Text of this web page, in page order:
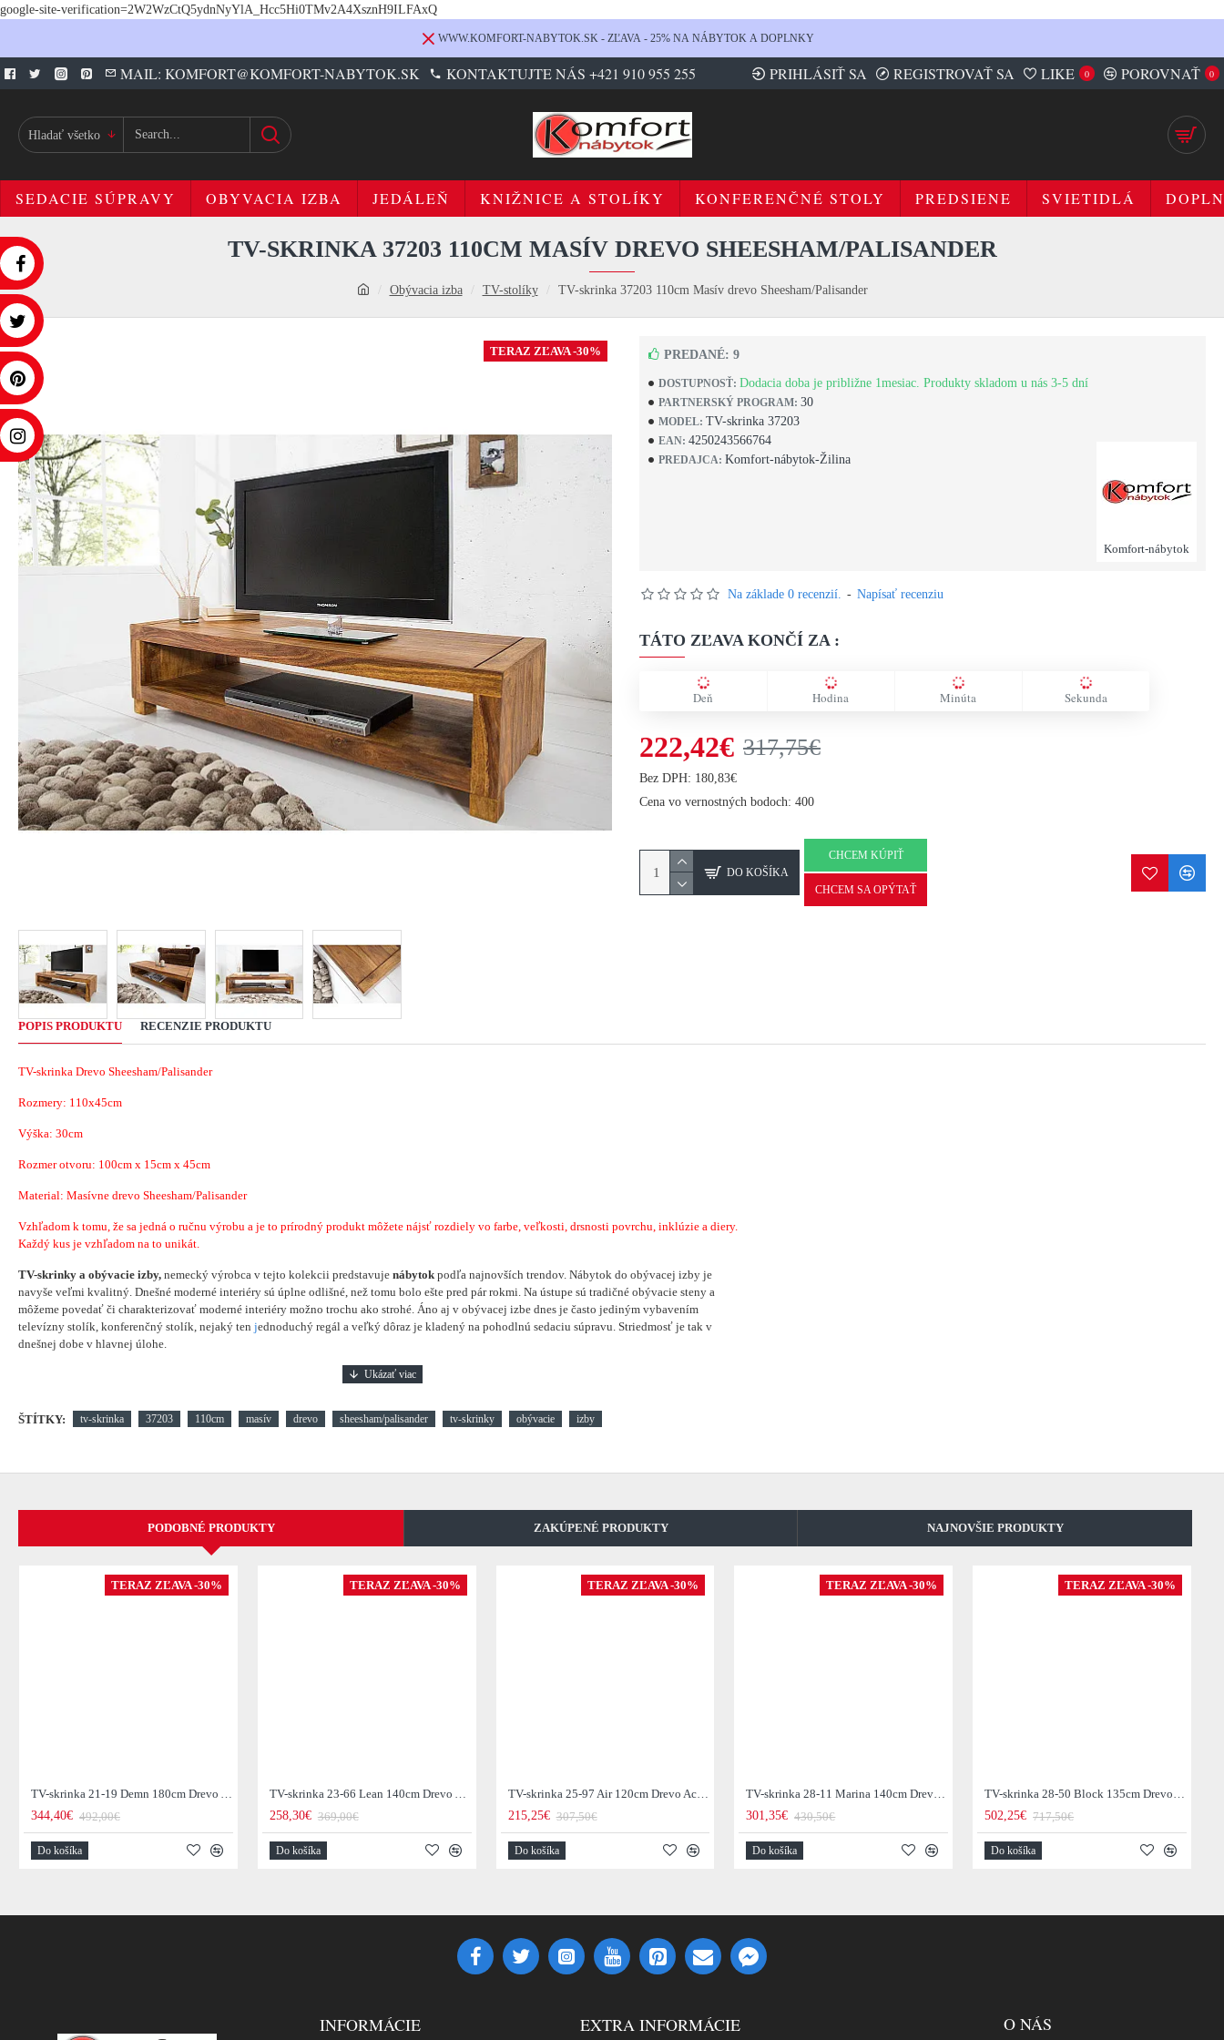
google-site-verification=2W2WzCtQ5ydnNyYlA_Hcc5Hi0TMv2A4XsznH9ILFAxQ
WWW.KOMFORT-NABYTOK.SK - ZĽAVA - 25% NA NÁBYTOK A DOPLNKY
MAIL: KOMFORT@KOMFORT-NABYTOK.SK KONTAKTUJTE NÁS +421 910 955 255 PRIHLÁSIŤ SA REGISTROVAŤ SA LIKE 0 POROVNAŤ 0
Hladať všetko
SEDACIE SÚPRAVY OBYVACIA IZBA JEDÁLEŇ KNIŽNICE A STOLÍKY KONFERENČNÉ STOLY PREDSIENE SVIETIDLÁ
Obývacia izba TV-stolíky TV-skrinka 37203 110cm Masív drevo Sheesham/Palisander
TV-SKRINKA 37203 110CM MASÍV DREVO SHEESHAM/PALISANDER
TERAZ ZĽAVA -30%
DOSTUPNOSŤ: Dodacia doba je približne 1mesiac. Produkty skladom u nás 3-5 dní
PARTNERSKÝ PROGRAM: 30
MODEL: TV-skrinka 37203
EAN: 4250243566764
PREDAJCA: Komfort-nábytok-Žilina
Komfort-nábytok
PREDANÉ: 9
Na základe 0 recenzií. - Napísať recenziu
TÁTO ZĽAVA KONČÍ ZA :
Deň Hodina Minúta Sekunda
222,42€ 317,75€
Bez DPH: 180,83€
Cena vo vernostných bodoch: 400
DO KOŠÍKA
CHCEM KÚPIŤ
CHCEM SA OPÝTAŤ
POPIS PRODUKTU RECENZIE PRODUKTU
TV-skrinka Drevo Sheesham/Palisander
Rozmery: 110x45cm
Výška: 30cm
Rozmer otvoru: 100cm x 15cm x 45cm
Material: Masívne drevo Sheesham/Palisander
Vzhľadom k tomu, že sa jedná o ručnu výrobu a je to prírodný produkt môžete nájsť rozdiely vo farbe, veľkosti, drsnosti povrchu, inklúzie a diery.
Každý kus je vzhľadom na to unikát.
TV-skrinky a obývacie izby, nemecký výrobca v tejto kolekcii predstavuje nábytok podľa najnovších trendov. Nábytok do obývacej izby je
navyše veľmi kvalitný. Dnešné moderné interiéry sú úplne odlišné, než tomu bolo ešte pred pár rokmi. Na ústupe sú tradičné obývacie steny a
môžeme povedať či charakterizovať moderné interiéry možno trochu ako strohé. Áno aj v obývacej izbe dnes je často jediným vybavením
televízny stolík, konferenčný stolík, nejaký ten jednoduchý regál a veľký dôraz je kladený na pohodlnú sedaciu súpravu. Striedmosť je tak v
dnešnej dobe v hlavnej úlohe.
ŠTÍTKY: tv-skrinka 37203 110cm masív drevo sheesham/palisander tv-skrinky obývacie izby
PODOBNÉ PRODUKTY ZAKÚPENÉ PRODUKTY NAJNOVŠIE PRODUKTY
TERAZ ZĽAVA -30%
TV-skrinka 21-19 Demn 180cm Drevo Acacia
344,40€ 492,00€
Do košíka
TERAZ ZĽAVA -30%
TV-skrinka 23-66 Lean 140cm Drevo Acacia
258,30€ 369,00€
Do košíka
TERAZ ZĽAVA -30%
TV-skrinka 25-97 Air 120cm Drevo Acacia
215,25€ 307,50€
Do košíka
TERAZ ZĽAVA -30%
TV-skrinka 28-11 Marina 140cm Drevo Mango
301,35€ 430,50€
Do košíka
TERAZ ZĽAVA -30%
TV-skrinka 28-50 Block 135cm Drevo Acacia
502,25€ 717,50€
Do košíka
INFORMÁCIE EXTRA INFORMÁCIE O NÁS